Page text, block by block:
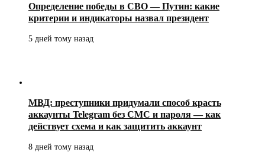
Определение победы в СВО — Путин: какие
критерии и индикаторы назвал президент
5 дней тому назад
МВД: преступники придумали способ красть
аккаунты Telegram без СМС и пароля — как
действует схема и как защитить аккаунт
8 дней тому назад